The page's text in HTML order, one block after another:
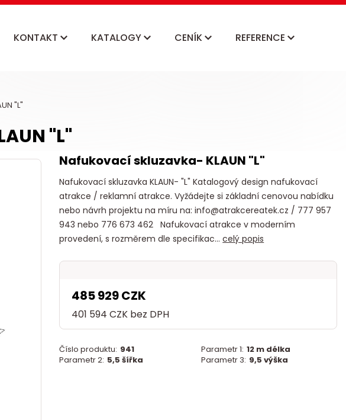
KONTAKT KATALOGY CENÍK REFERENCE
"L"
"L"
Nafukovací skluzavka- KLAUN "L"
Nafukovací skluzavka KLAUN- "L" Katalogový design nafukovací
atrakce / reklamní atrakce. Vyžádejte si základní cenovou nabídku
nebo návrh projektu na míru na: info@atrakcereatek.cz / 777 957
943 nebo 776 673 462 Nafukovací atrakce v moderním
provedení, s rozměrem dle specifikac...celý popis
485 929 CZK
401 594 CZK bez DPH
Číslo produktu: 941 Parametr 1: 12 m délka
Parametr 2: 5,5 šířka Parametr 3: 9,5 výška